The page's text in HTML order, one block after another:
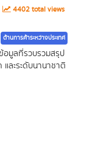
4402 total views
ด้านการค้าระหว่างประเทศ
อมูลที่รวบรวมสรุป
ละระดับนานาชาติ